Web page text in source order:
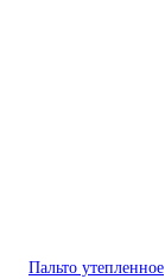
Пальто утепленное